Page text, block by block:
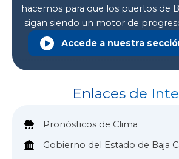
hacemos para que los puertos de
sigan siendo un motor de
Accede a nuestra
Enlaces de
Pronósticos de Clima
Gobierno del Estado de Baja